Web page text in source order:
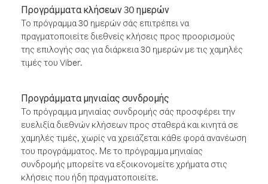
Προγράμματα κλήσεων 30 ημερών
Το πρόγραμμα 30 ημερών σάς επιτρέπει να
πραγματοποιείτε διεθνείς κλήσεις προς προορισμούς
της επιλογής σας για διάρκεια 30 ημερών με τις χαμηλές
τιμές του Viber.
Προγράμματα μηνιαίας συνδρομής
Το πρόγραμμα μηνιαίας συνδρομής σάς προσφέρει την
ευελιξία διεθνών κλήσεων προς σταθερά και κινητά σε
χαμηλές τιμές, χωρίς να χρειάζεται κάθε φορά ανανέωση
του προγράμματος. Με το πρόγραμμα μηνιαίας
συνδρομής μπορείτε να εξοικονομείτε χρήματα στις
κλήσεις που ήδη πραγματοποιείτε.